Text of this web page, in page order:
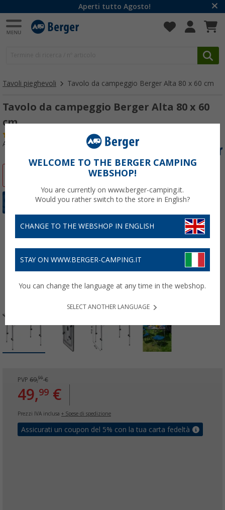
Aperti tutto Agosto!
Tavoli pieghevoli Tavolo da campeggio Berger Alta 80 x 60 cm
Tavolo da campeggio Berger Alta 80 x 60
cm
Articolo n: 729190
PVP 69,99€
49,99 €
Prezzi IVA inclusa + Spese di spedizione
Assicurati un coupon del 5% con la tua carta fedeltà
WELCOME TO THE BERGER CAMPING
WEBSHOP!
You are currently on www.berger-camping.it.
Would you rather switch to the store in English?
CHANGE TO THE WEBSHOP IN ENGLISH
STAY ON WWW.BERGER-CAMPING.IT
You can change the language at any time in the webshop.
SELECT ANOTHER LANGUAGE